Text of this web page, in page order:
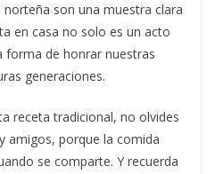
son una muestra clara
en casa no solo es un acto
forma de honrar nuestras
generaciones.
receta tradicional, no olvides
amigos, porque la comida
se comparte. Y recuerda